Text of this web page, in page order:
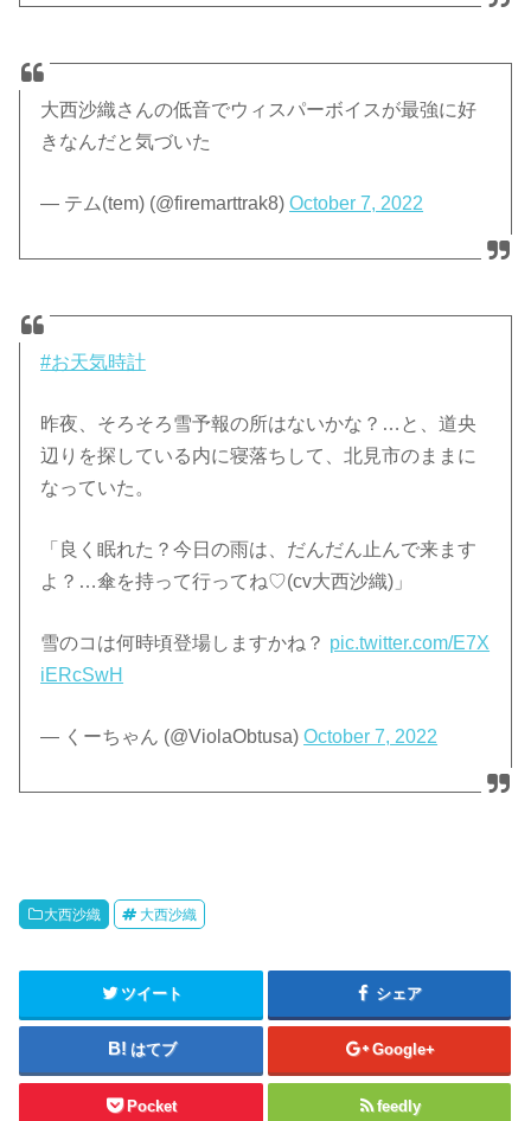
大西沙織さんの低音でウィスパーボイスが最強に好
きなんだと気づいた
— テム(tem) (@firemarttrak8)October 7, 2022
#お天気時計
昨夜、そろそろ雪予報の所はないかな？…と、道央
辺りを探している内に寝落ちして、北見市のままに
なっていた。
「良く眠れた？今日の雨は、だんだん止んで来ます
よ？…傘を持って行ってね♡(cv大西沙織)」
雪のコは何時頃登場しますかね？ pic.twitter.com/E7X
iERcSwH
— くーちゃん (@ViolaObtusa)October 7, 2022
大西沙織 大西沙織
ツイート シェア
はてブ Google+
Pocket feedly